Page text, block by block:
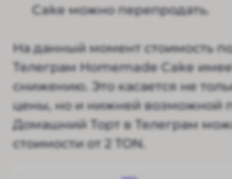
Cake можно перепродать.
На данный момент стоимость
Телеграм Homemade Cake
снижению. Это касается не
цены, но и нижней возможной
Домашний Торт в Телеграм
стоимости от 2 TON.